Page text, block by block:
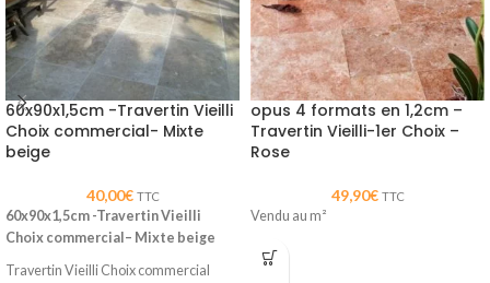
60x90x1,5cm -Travertin Vieilli
Choix commercial- Mixte
beige
40,00€ TTC
60x90x1,5cm -Travertin Vieilli
Choix commercial– Mixte beige
Travertin Vieilli Choix commercial
opus 4 formats en 1,2cm –
Travertin Vieilli-1er Choix –
Rose
49,90€ TTC
Vendu au m²